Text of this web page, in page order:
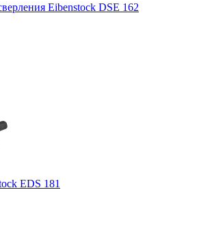
Eibenstock DSE 162
EDS 181